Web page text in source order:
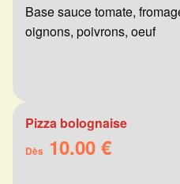
Base sauce tomate,
oignons, poivrons, oeuf
Pizza bolognaise
Dès 10.00 €